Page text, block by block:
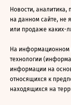
Новости,
на данном сайте, не
или продаже каких-
На информационном
технологии
информации на
относящихся к
находящихся на